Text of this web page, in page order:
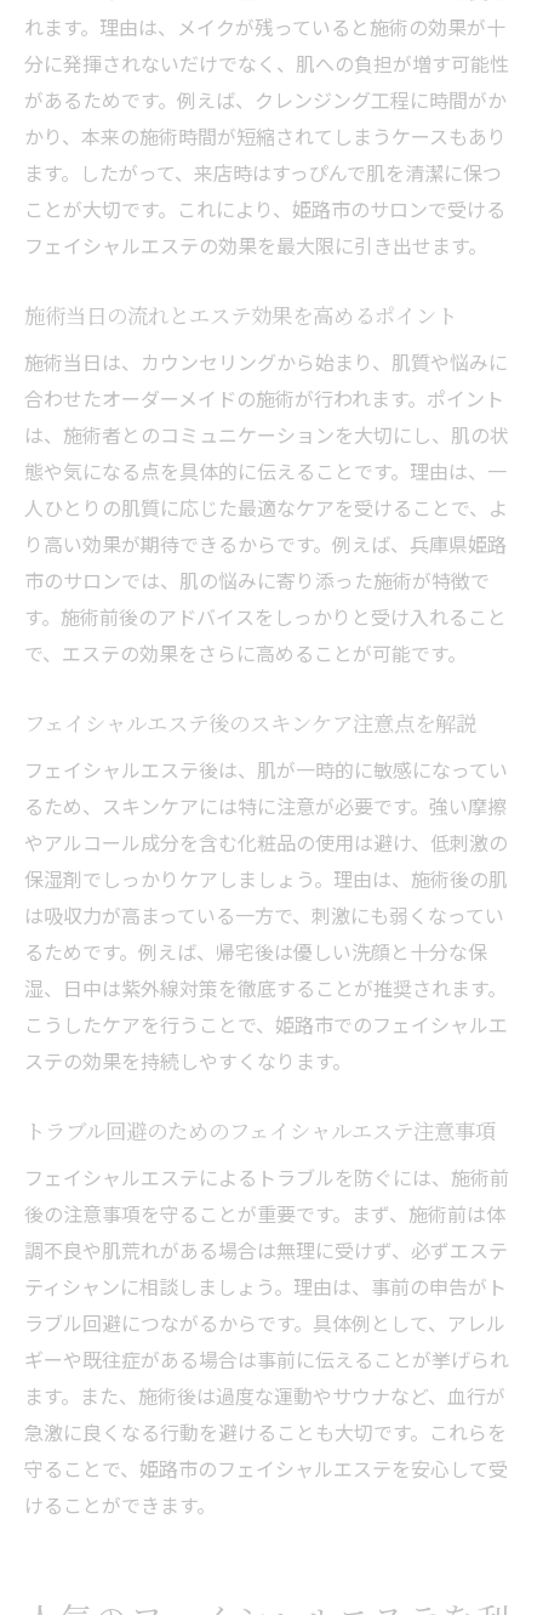
れます。理由は、メイクが残っていると施術の効果が十
分に発揮されないだけでなく、肌への負担が増す可能性
があるためです。例えば、クレンジング工程に時間がか
かり、本来の施術時間が短縮されてしまうケースもあり
ます。したがって、来店時はすっぴんで肌を清潔に保つ
ことが大切です。これにより、姫路市のサロンで受ける
フェイシャルエステの効果を最大限に引き出せます。
施術当日の流れとエステ効果を高めるポイント
施術当日は、カウンセリングから始まり、肌質や悩みに
合わせたオーダーメイドの施術が行われます。ポイント
は、施術者とのコミュニケーションを大切にし、肌の状
態や気になる点を具体的に伝えることです。理由は、一
人ひとりの肌質に応じた最適なケアを受けることで、よ
り高い効果が期待できるからです。例えば、兵庫県姫路
市のサロンでは、肌の悩みに寄り添った施術が特徴で
す。施術前後のアドバイスをしっかりと受け入れること
で、エステの効果をさらに高めることが可能です。
フェイシャルエステ後のスキンケア注意点を解説
フェイシャルエステ後は、肌が一時的に敏感になってい
るため、スキンケアには特に注意が必要です。強い摩擦
やアルコール成分を含む化粧品の使用は避け、低刺激の
保湿剤でしっかりケアしましょう。理由は、施術後の肌
は吸収力が高まっている一方で、刺激にも弱くなってい
るためです。例えば、帰宅後は優しい洗顔と十分な保
湿、日中は紫外線対策を徹底することが推奨されます。
こうしたケアを行うことで、姫路市でのフェイシャルエ
ステの効果を持続しやすくなります。
トラブル回避のためのフェイシャルエステ注意事項
フェイシャルエステによるトラブルを防ぐには、施術前
後の注意事項を守ることが重要です。まず、施術前は体
調不良や肌荒れがある場合は無理に受けず、必ずエステ
ティシャンに相談しましょう。理由は、事前の申告がト
ラブル回避につながるからです。具体例として、アレル
ギーや既往症がある場合は事前に伝えることが挙げられ
ます。また、施術後は過度な運動やサウナなど、血行が
急激に良くなる行動を避けることも大切です。これらを
守ることで、姫路市のフェイシャルエステを安心して受
けることができます。